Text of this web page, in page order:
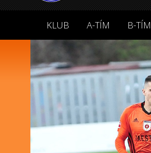
KLUB A-TÍM B-TÍM